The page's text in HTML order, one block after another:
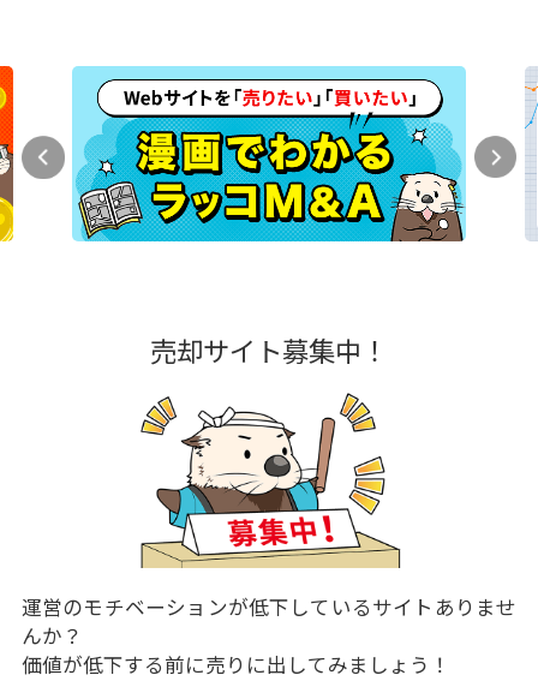
売却サイト募集中！
運営のモチベーションが低下しているサイトありませ
んか？
価値が低下する前に売りに出してみましょう！